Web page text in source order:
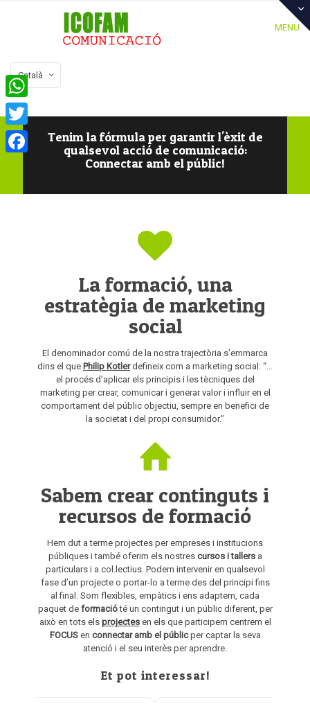
MENU
Català
Tenim la fórmula per garantir l'èxit de
qualsevol acció de comunicació:
Connectar amb el públic!
La formació, una
estratègia de marketing
social
El denominador comú de la nostra trajectòria s’emmarca
dins el que Philip Kotlerdefineix com a marketing social: “…
el procés d’aplicar els principis i les tècniques del
marketing per crear, comunicar i generar valor i influir en el
comportament del públic objectiu, sempre en benefici de
la societat i del propi consumidor.”
Sabem crear continguts i
recursos de formació
Hem dut a terme projectes per empreses i institucions
públiques i també oferim els nostres cursos i tallers a
particulars i a col.lectius. Podem intervenir en qualsevol
fase d’un projecte o portar-lo a terme des del principi fins
al final. Som flexibles, empàtics i ens adaptem, cada
paquet de formacióté un contingut i un públic diferent, per
això en tots els projectesen els que participem centrem el
FOCUSen connectar amb el públicper captar la seva
atenció i el seu interès per aprendre.
Et pot interessar!
WhatsApp
Twitter